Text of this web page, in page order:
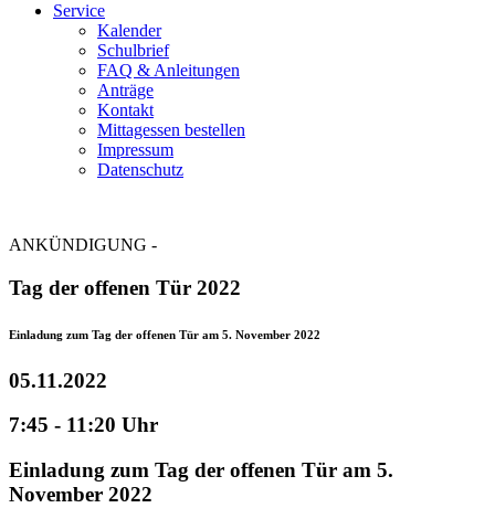
Service
Kalender
Schulbrief
FAQ & Anleitungen
Anträge
Kontakt
Mittagessen bestellen
Impressum
Datenschutz
ANKÜNDIGUNG -
Tag der offenen Tür 2022
Einladung zum Tag der offenen Tür am 5. November 2022
05.11.2022
7:45 - 11:20 Uhr
Einladung zum Tag der offenen Tür am 5.
November 2022